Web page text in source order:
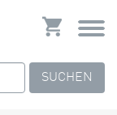
SUCHEN